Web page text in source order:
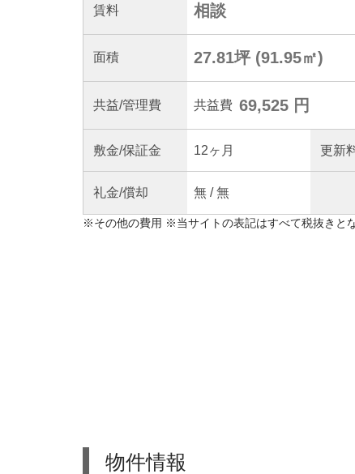
賃料 相談
面積 27.81坪 (91.95㎡)
共益/管理費 共益費 69,525 円
敷金/保証金 12ヶ月 更新
礼金/償却 無 /無
※その他の費用 ※当サイトの表記はすべて税抜きと
物件情報